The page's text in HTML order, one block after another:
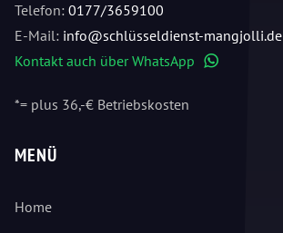
Telefon: 0177/3659100
E-Mail: info@schlüsseldienst-mangjolli.de
Kontakt auch über WhatsApp
*= plus 36,-€ Betriebskosten
MENÜ
Home